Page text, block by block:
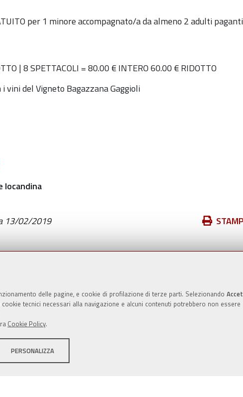
delle pagine, e cookie di profilazione di terze parti. Selezionando
tecnici necessari alla navigazione e alcuni contenuti potrebbero non
Cookie Policy.
PERSONALIZZA
per 1 minore accompagnato/a da almeno 2 adulti paganti
| 8 SPETTACOLI = 80.00 € INTERO 60.00 € RIDOTTO
del Vigneto Bagazzana Gaggioli
Azioni
documento
13/02/2019